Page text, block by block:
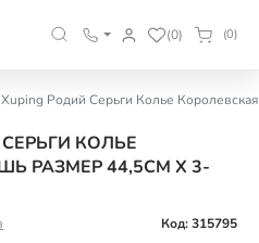
(0) (0)
Родий Серьги Колье
КОЛЬЕ
РАЗМЕР 44,5СМ Х 3-
Код: 315795